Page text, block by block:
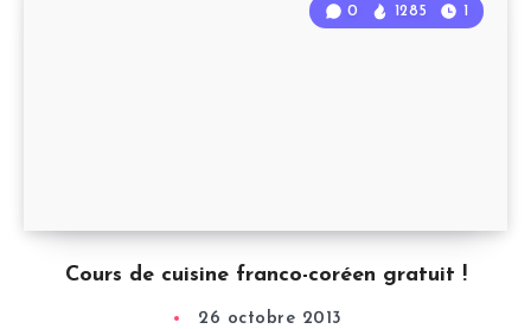
Cours de cuisine franco-coréen gratuit !
0 1285 1
26 octobre 2013